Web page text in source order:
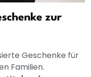
zur
Geschenke für
Familien.